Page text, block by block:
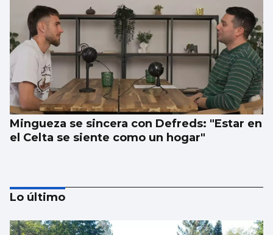
Mingueza se sincera con Defreds: "Estar en
el Celta se siente como un hogar"
Lo último